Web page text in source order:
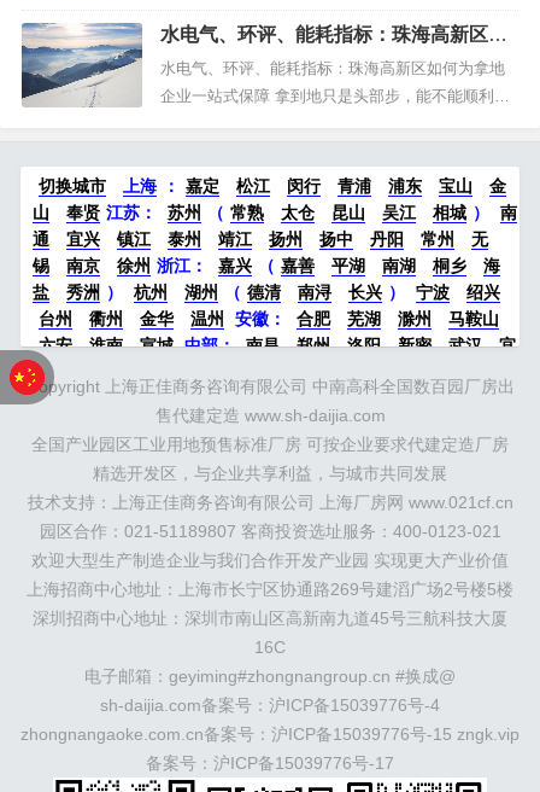
容易忽略一个更关键的问题：拿到的地，到底是"生
地"还是"熟地"？同样标价的两块地，如果一块需要
企业自己打通路、水、电、通信、排水，另一块交
付时已经"七通一平"，实际落地成本可能相差巨大。
水电气、环评、能耗指标：珠海高新区如
何为拿地企业一站式保障
水电气、环评、能耗指标：珠海高新区如何为拿地
企业一站式保障 拿到地只是头部步，能不能顺利建
上。任何一个环节卡壳，都可能让企业的投资计
划"空转"。珠海高新区把要素保障作为招商引资
的"生命线"，构建起从签约落...
切换城市 上海 ： 嘉定 松江 闵行 青浦 浦东 宝山
金
山
奉贤 江苏： 苏州 （ 常熟 太仓 昆山 吴江 相城 ）
南
通
宜兴 镇江 泰州 靖江 扬州 扬中 丹阳 常州
无
锡
南京 徐州 浙江： 嘉兴 （ 嘉善 平湖 南湖 桐乡
海
盐
秀洲 ） 杭州 湖州 （ 德清 南浔 长兴 ） 宁波
绍兴
台州
衢州 金华 温州 安徽： 合肥 芜湖 滁州
马鞍山
六安
淮南 宣城 中部： 南昌 郑州 洛阳 新密 武汉
宜
昌
鲁：
北京 天津 廊坊 （ 固安 香河 大厂 永清 三河
霸
涿州 涞水 ） 太原 晋中 沈阳
绵阳
石家庄 沧州 唐山 潍坊 德州 威海 烟台
青岛
珠三角： 广州 东莞 江门 惠州 肇庆 中山 佛山
福建： 福州 漳州 泉州 龙岩 西南： 昆明 南宁 华北： 沈
阳
大连 海外园区： 印尼 泰国 越南 柬埔寨
马来西
亚
新加坡 墨西哥 荷兰 美国 地产商： 灯塔瓴科
中南高
科
华夏幸福 联东U谷 万洋 均和 平谦迈高 咨询热线：
400-0123-021
Copyright 上海正佳商务咨询有限公司 中南高科全国数百园厂房出
售代建定造 www.sh-daijia.com
全国产业园区工业用地预售标准厂房 可按企业要求代建定造厂房
精选开发区，与企业共享利益，与城市共同发展
技术支持：上海正佳商务咨询有限公司 上海厂房网 www.021cf.cn
园区合作：021-51189807 客商投资选址服务：400-0123-021
欢迎大型生产制造企业与我们合作开发产业园 实现更大产业价值
上海招商中心地址：上海市长宁区协通路269号建滔广场2号楼5楼
深圳招商中心地址：深圳市南山区高新南九道45号三航科技大厦
16C
电子邮箱：geyiming#zhongnangroup.cn #换成@
sh-daijia.com备案号： 沪ICP备15039776号-4
zhongnangaoke.com.cn备案号： 沪ICP备15039776号-15 zngk.vip
备案号： 沪ICP备15039776号-17